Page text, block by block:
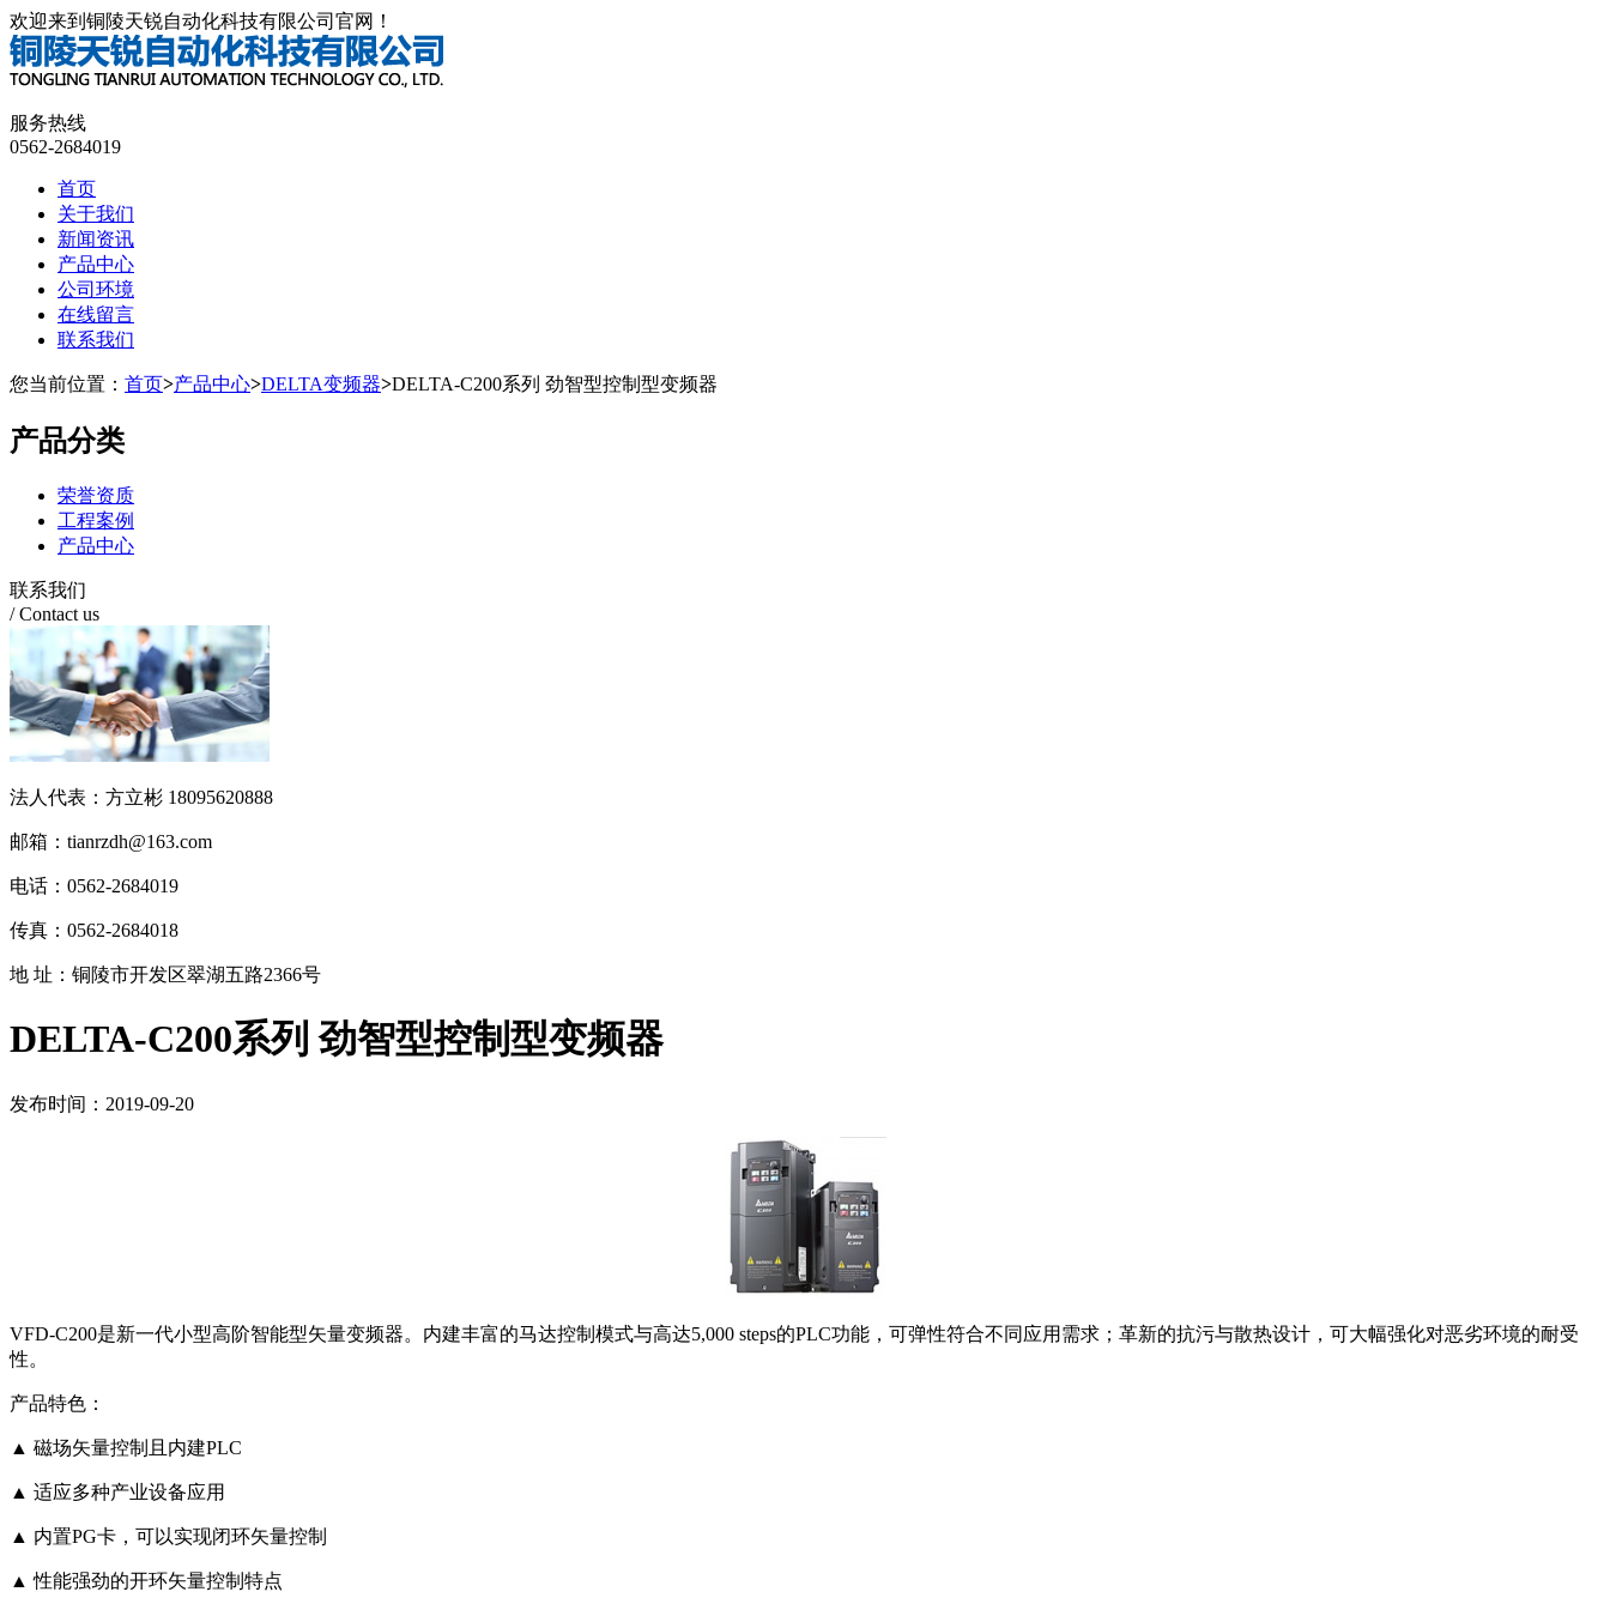
欢迎来到铜陵天锐自动化科技有限公司官网！
服务热线
0562-2684019
首页
关于我们
新闻资讯
产品中心
公司环境
在线留言
联系我们
您当前位置： 首页>产品中心>DELTA变频器>DELTA-C200系列 劲智型控制型变频器
产品分类
荣誉资质
工程案例
产品中心
联系我们
/ Contact us
法人代表：方立彬 18095620888
邮箱：tianrzdh@163.com
电话：0562-2684019
传真：0562-2684018
地 址：铜陵市开发区翠湖五路2366号
DELTA-C200系列 劲智型控制型变频器
发布时间：2019-09-20
VFD-C200是新一代小型高阶智能型矢量变频器。内建丰富的马达控制模式与高达5,000 steps的PLC功能，可弹性符合不同应用需求；革新的抗污与散热设计，可大幅强化对恶劣环境的耐受
性。
产品特色：
▲ 磁场矢量控制且内建PLC
▲ 适应多种产业设备应用
▲ 内置PG卡，可以实现闭环矢量控制
▲ 性能强劲的开环矢量控制特点